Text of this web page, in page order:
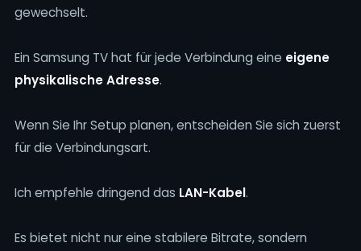
gewechselt.
Ein Samsung TV hat für jede Verbindung eine eigene
physikalische Adresse.
Wenn Sie Ihr Setup planen, entscheiden Sie sich zuerst
für die Verbindungsart.
Ich empfehle dringend das LAN-Kabel.
Es bietet nicht nur eine stabilere Bitrate, sondern